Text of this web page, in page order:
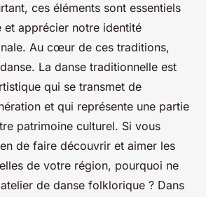
ces éléments sont essentiels
et apprécier notre identité
Au cœur de ces traditions,
La danse traditionnelle est
qui se transmet de
et qui représente une partie
patrimoine culturel. Si vous
de faire découvrir et aimer les
de votre région, pourquoi ne
de danse folklorique ? Dans